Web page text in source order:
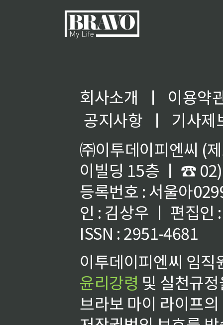
회사소개 ㅣ
이용약
공지사항
ㅣ
기사제
㈜이투데이피엔씨 (
이빌딩 15층 ㅣ ☎
등록번호 : 서울아
인 : 김상우 ㅣ 편집인
ISSN : 2951-4681
이투데이피엔씨 임
윤리강령 및 실천규
브라보 마이 라이프